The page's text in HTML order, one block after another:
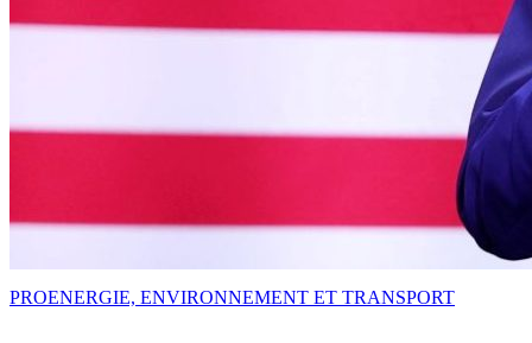
PROENERGIE, ENVIRONNEMENT ET TRANSPORT